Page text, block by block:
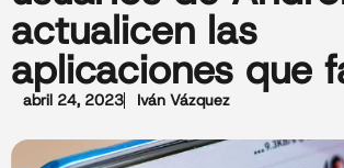
actualicen las
aplicaciones que
abril 24, 2023 Iván Vázquez